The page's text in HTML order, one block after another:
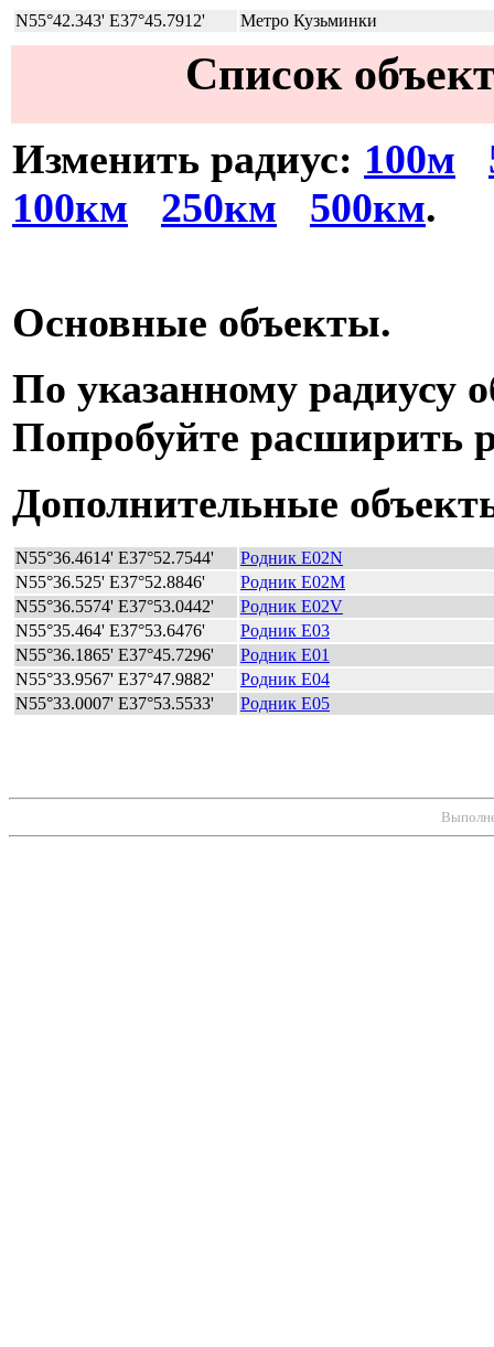
N55°42.343' E37°45.7912' Метро Кузьминки
Список
Изменить радиус: 100м
100км
250км 500км.
Основные объекты.
По указанному радиусу
Попробуйте расширить
Дополнительные
N55°36.4614' E37°52.7544'
Родник E02N
N55°36.525' E37°52.8846'
Родник E02M
N55°36.5574' E37°53.0442'
Родник E02V
N55°35.464' E37°53.6476'
Родник E03
N55°36.1865' E37°45.7296'
Родник E01
N55°33.9567' E37°47.9882'
Родник E04
N55°33.0007' E37°53.5533'
Родник E05